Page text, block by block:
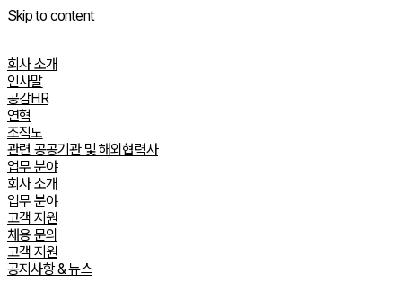
Skip to content
회사 소개
인사말
공감HR
연혁
조직도
관련 공공기관 및 해외협력사
업무 분야
회사 소개
업무 분야
고객 지원
채용 문의
고객 지원
공지사항 & 뉴스